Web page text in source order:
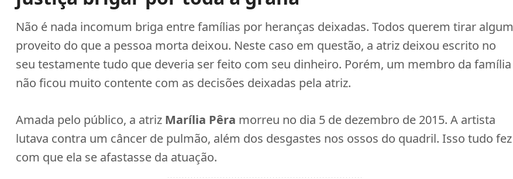
Não é nada incomum briga entre famílias por heranças deixadas. Todos querem tirar algum
proveito do que a pessoa morta deixou. Neste caso em questão, a atriz deixou escrito no
seu testamente tudo que deveria ser feito com seu dinheiro. Porém, um membro da família
não ficou muito contente com as decisões deixadas pela atriz.
Amada pelo público, a atriz Marília Pêra morreu no dia 5 de dezembro de 2015. A artista
lutava contra um câncer de pulmão, além dos desgastes nos ossos do quadril. Isso tudo fez
com que ela se afastasse da atuação.